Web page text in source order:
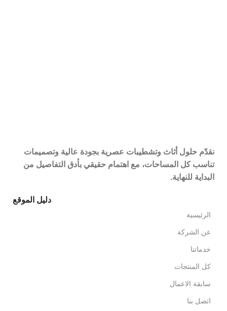
نقدّم حلول أثاث وتشطيبات عصرية بجودة عالية وتصميمات
تناسب كل المساحات، مع اهتمام حقيقي بأدق التفاصيل من
البداية للنهاية.
دليل الموقع
الرئيسية
عن الشركة
خدماتنا
كل المنتجات
سابقة الاعمال
اتصل بنا